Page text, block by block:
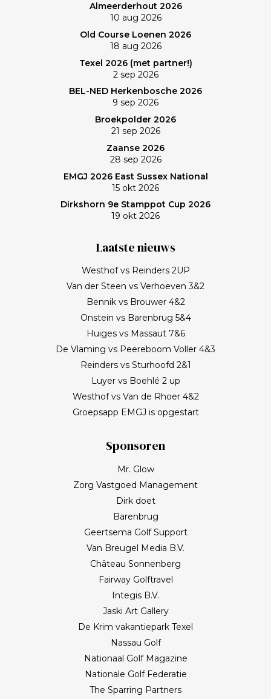
verlies was voorzien; gedaan en laten, dus. Maar de
memorabele ronde en de waanzinnige slagen van
Frank zullen mij nog lang bijblijven. Topgast, topdag!
Frank, bedankt!
Almeerderhout 2026
10 aug 2026
Old Course Loenen 2026
18 aug 2026
Texel 2026 (met partner!)
2 sep 2026
BEL-NED Herkenbosche 2026
9 sep 2026
Broekpolder 2026
21 sep 2026
Zaanse 2026
28 sep 2026
EMGJ 2026 East Sussex National
15 okt 2026
Dirkshorn 9e Stamppot Cup 2026
19 okt 2026
Laatste nieuws
Westhof vs Reinders 2UP
Van der Steen vs Verhoeven 3&2
Bennik vs Brouwer 4&2
Onstein vs Barenbrug 5&4
Huiges vs Massaut 7&6
De Vlaming vs Peereboom Voller 4&3
Reinders vs Sturhoofd 2&1
Luyer vs Boehlé 2 up
Westhof vs Van de Rhoer 4&2
Groepsapp EMGJ is opgestart
Sponsoren
Mr. Glow
Zorg Vastgoed Management
Dirk doet
Barenbrug
Geertsema Golf Support
Van Breugel Media B.V.
Château Sonnenberg
Fairway Golftravel
Integis B.V.
Jaski Art Gallery
De Krim vakantiepark Texel
Nassau Golf
Nationaal Golf Magazine
Nationale Golf Federatie
The Sparring Partners